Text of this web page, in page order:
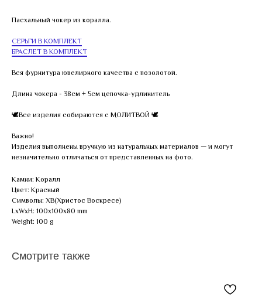
Пасхальный чокер из коралла.
СЕРЬГИ В КОМПЛЕКТ
БРАСЛЕТ В КОМПЛЕКТ
Вся фурнитура ювелирного качества с позолотой.
Длина чокера - 38см + 5см цепочка-удлинитель
🕊Все изделия собираются с МОЛИТВОЙ 🕊
Важно!
Изделия выполнены вручную из натуральных материалов — и могут
незначительно отличаться от представленных на фото.
Камни: Коралл
Цвет: Красный
Символы: ХВ(Христос Воскресе)
LxWxH: 100x100x80 mm
Weight: 100 g
Смотрите также